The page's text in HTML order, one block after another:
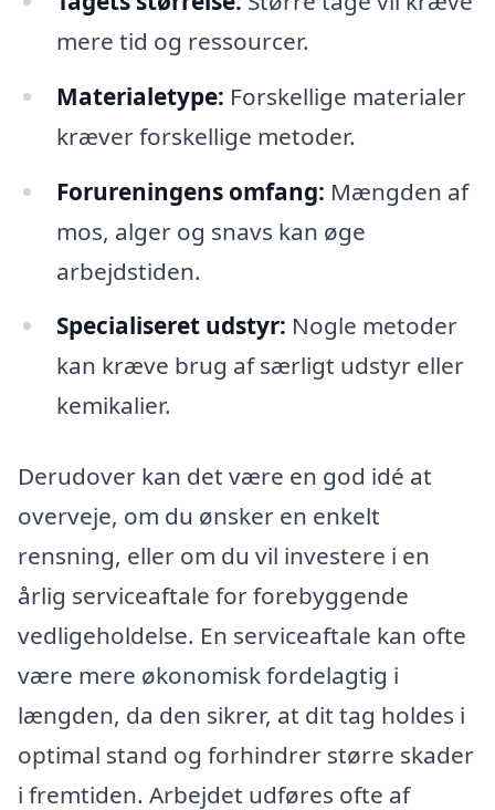
mere tid og ressourcer.
Materialetype: Forskellige materialer
kræver forskellige metoder.
Forureningens omfang: Mængden af
mos, alger og snavs kan øge
arbejdstiden.
Specialiseret udstyr: Nogle metoder
kan kræve brug af særligt udstyr eller
kemikalier.
Derudover kan det være en god idé at
overveje, om du ønsker en enkelt
rensning, eller om du vil investere i en
årlig serviceaftale for forebyggende
vedligeholdelse. En serviceaftale kan ofte
være mere økonomisk fordelagtig i
længden, da den sikrer, at dit tag holdes i
optimal stand og forhindrer større skader
i fremtiden. Arbejdet udføres ofte af